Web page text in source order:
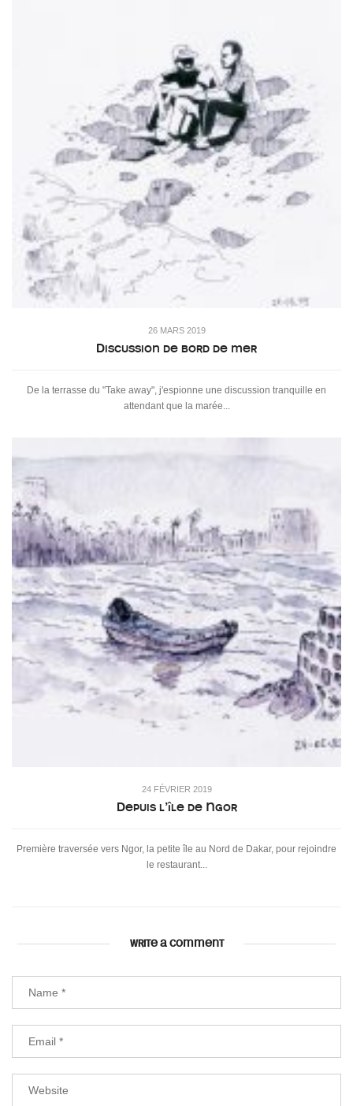
26 MARS 2019
Discussion de bord de mer
De la terrasse du "Take away", j'espionne une discussion tranquille en
attendant que la marée...
24 FÉVRIER 2019
Depuis l’île de Ngor
Première traversée vers Ngor, la petite île au Nord de Dakar, pour rejoindre
le restaurant...
WRITE A COMMENT